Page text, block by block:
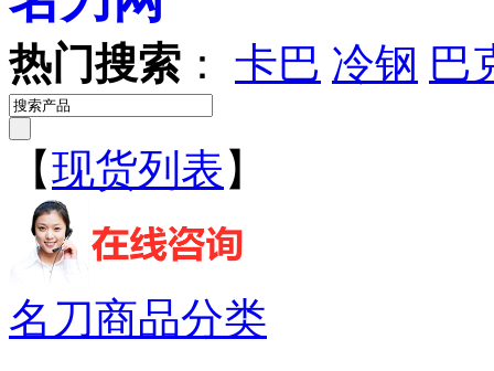
热门搜索 ： 卡巴 冷钢 巴
【现货列表 】
名刀商品分类